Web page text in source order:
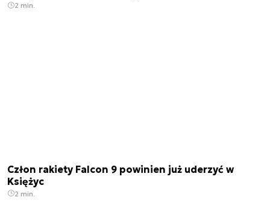
2 min.
Człon rakiety Falcon 9 powinien już uderzyć w
Księżyc
2 min.